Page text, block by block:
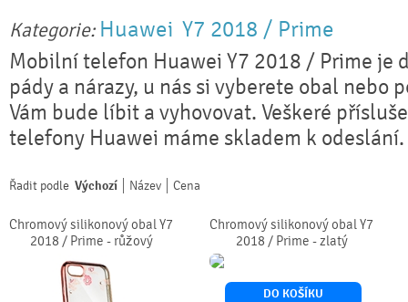
Kategorie: Huawei Y7 2018 / Prime
Mobilní telefon Huawei Y7 2018 / Prime je
pády a nárazy, u nás si vyberete obal nebo
Vám bude líbit a vyhovovat. Veškeré
telefony Huawei máme skladem k odeslání.
Řadit podle Výchozí Název Cena
Chromový silikonový obal Y7
2018 / Prime - růžový
Chromový silikonový obal Y7
2018 / Prime - zlatý
DO KOŠÍKU